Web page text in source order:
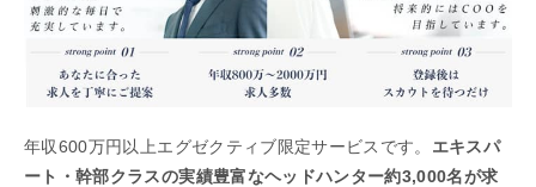
年収600万円以上エグゼクティブ限定サービスです。 エキスパ
ート・幹部クラスの実績豊富なヘッドハンター約3,000名が求